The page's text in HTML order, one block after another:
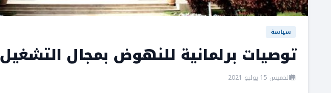
سياسة
توصيات برلمانية للنهوض بمجال التشغيل
الخميس 15 يوليو 2021